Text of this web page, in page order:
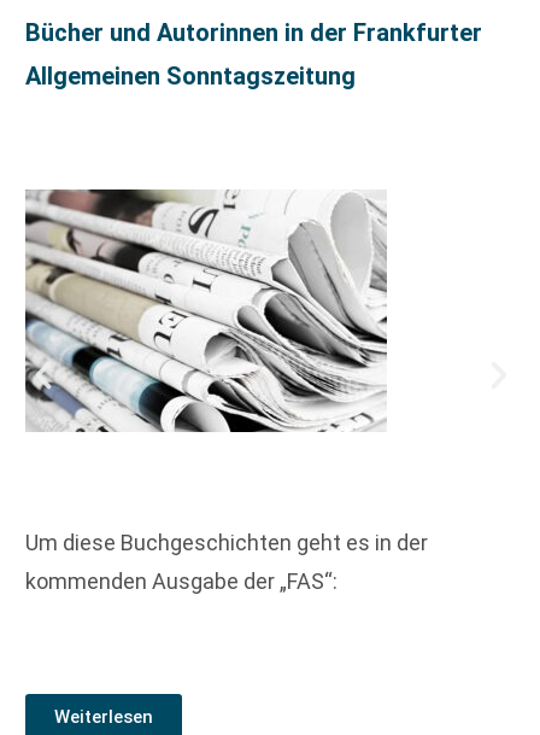
Bücher und Autorinnen in der Frankfurter
Allgemeinen Sonntagszeitung
Um diese Buchgeschichten geht es in der
kommenden Ausgabe der „FAS“:
Weiterlesen